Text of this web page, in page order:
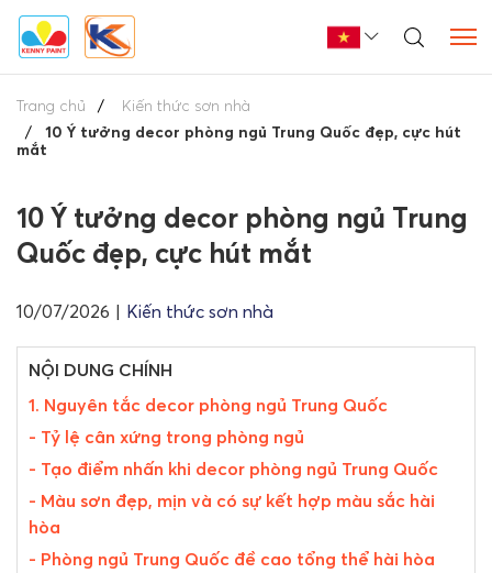
Trang chủ
Kiến thức sơn nhà
10 Ý tưởng decor phòng ngủ Trung Quốc đẹp, cực hút
mắt
10 Ý tưởng decor phòng ngủ Trung
Quốc đẹp, cực hút mắt
10/07/2026 | Kiến thức sơn nhà
NỘI DUNG CHÍNH
1. Nguyên tắc decor phòng ngủ Trung Quốc
- Tỷ lệ cân xứng trong phòng ngủ
- Tạo điểm nhấn khi decor phòng ngủ Trung Quốc
- Màu sơn đẹp, mịn và có sự kết hợp màu sắc hài
hòa
- Phòng ngủ Trung Quốc đề cao tổng thể hài hòa